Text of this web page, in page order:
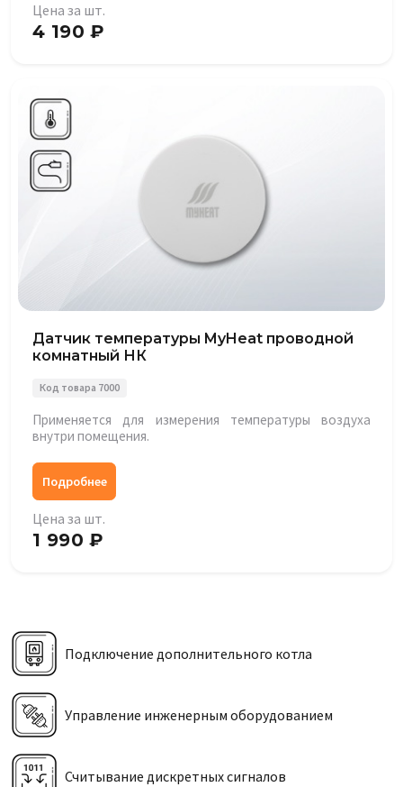
Цена за шт.
4 190 ₽
Датчик температуры MyHeat проводной
комнатный НК
Код товара 7000
Применяется для измерения температуры воздуха
внутри помещения.
Подробнее
Цена за шт.
1 990 ₽
Подключение дополнительного котла
Управление инженерным оборудованием
Считывание дискретных сигналов